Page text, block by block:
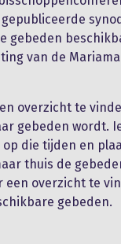
gebeden
van de
overzicht te
gebeden wordt.
die tijden en
thuis de
een overzicht te
gebeden.